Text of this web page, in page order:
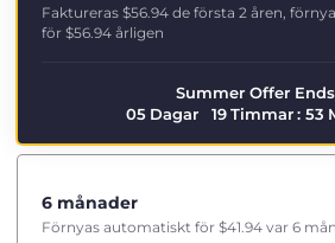
Faktureras $56.94 de första 2 åren,
för $56.94 årligen
Summer Offer
05 Dagar 19 Timmar : 53
6 månader
Förnyas automatiskt för $41.94 var 6